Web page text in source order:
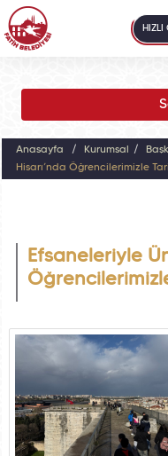
HIZLI
Anasayfa Kurumsal
Hisarı’nda Öğrencilerimizle
Efsaneleriyle